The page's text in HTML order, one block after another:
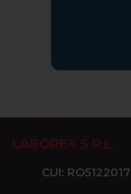
LABOREX S.R.L.
CUI: